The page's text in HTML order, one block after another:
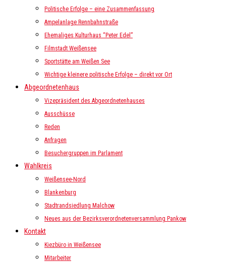
Politische Erfolge – eine Zusammenfassung
Ampelanlage Rennbahnstraße
Ehemaliges Kulturhaus “Peter Edel”
Filmstadt Weißensee
Sportstätte am Weißen See
Wichtige kleinere politische Erfolge – direkt vor Ort
Abgeordnetenhaus
Vizepräsident des Abgeordnetenhauses
Ausschüsse
Reden
Anfragen
Besuchergruppen im Parlament
Wahlkreis
Weißensee-Nord
Blankenburg
Stadtrandsiedlung Malchow
Neues aus der Bezirksverordnetenversammlung Pankow
Kontakt
Kiezbüro in Weißensee
Mitarbeiter